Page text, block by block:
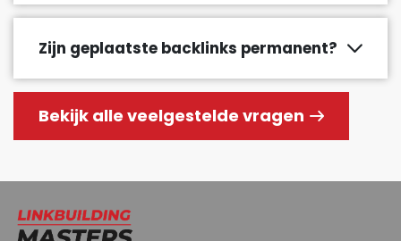
Zijn geplaatste backlinks permanent?
Bekijk alle veelgestelde vragen